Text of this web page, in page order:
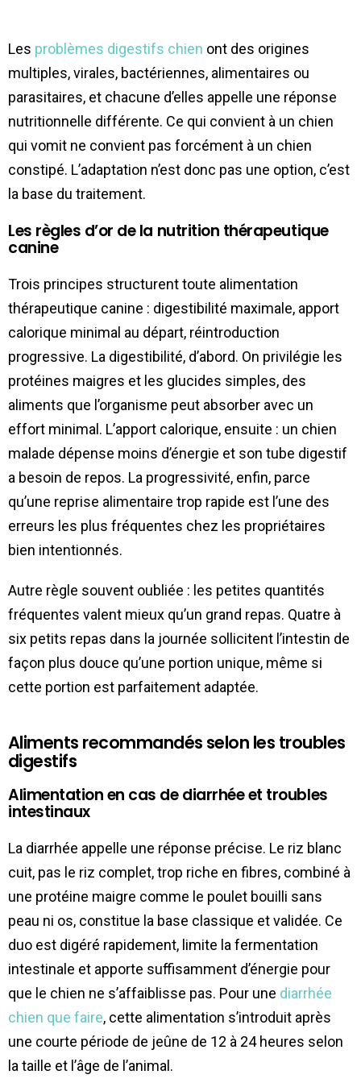
Les problèmes digestifs chien ont des origines
multiples, virales, bactériennes, alimentaires ou
parasitaires, et chacune d’elles appelle une réponse
nutritionnelle différente. Ce qui convient à un chien
qui vomit ne convient pas forcément à un chien
constipé. L’adaptation n’est donc pas une option, c’est
la base du traitement.
Les règles d’or de la nutrition thérapeutique
canine
Trois principes structurent toute alimentation
thérapeutique canine : digestibilité maximale, apport
calorique minimal au départ, réintroduction
progressive. La digestibilité, d’abord. On privilégie les
protéines maigres et les glucides simples, des
aliments que l’organisme peut absorber avec un
effort minimal. L’apport calorique, ensuite : un chien
malade dépense moins d’énergie et son tube digestif
a besoin de repos. La progressivité, enfin, parce
qu’une reprise alimentaire trop rapide est l’une des
erreurs les plus fréquentes chez les propriétaires
bien intentionnés.
Autre règle souvent oubliée : les petites quantités
fréquentes valent mieux qu’un grand repas. Quatre à
six petits repas dans la journée sollicitent l’intestin de
façon plus douce qu’une portion unique, même si
cette portion est parfaitement adaptée.
Aliments recommandés selon les troubles
digestifs
Alimentation en cas de diarrhée et troubles
intestinaux
La diarrhée appelle une réponse précise. Le riz blanc
cuit, pas le riz complet, trop riche en fibres, combiné à
une protéine maigre comme le poulet bouilli sans
peau ni os, constitue la base classique et validée. Ce
duo est digéré rapidement, limite la fermentation
intestinale et apporte suffisamment d’énergie pour
que le chien ne s’affaiblisse pas. Pour une diarrhée
chien que faire, cette alimentation s’introduit après
une courte période de jeûne de 12 à 24 heures selon
la taille et l’âge de l’animal.